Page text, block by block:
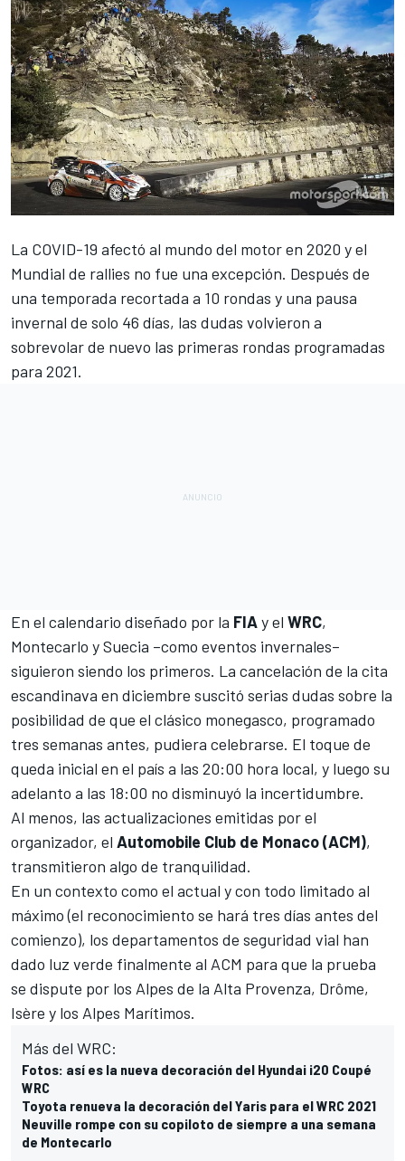
La COVID-19 afectó al mundo del motor en 2020 y el
Mundial de rallies no fue una excepción. Después de
una temporada recortada a 10 rondas y una pausa
invernal de solo 46 días, las dudas volvieron a
sobrevolar de nuevo las primeras rondas programadas
para 2021.
En el calendario diseñado por la FIAy el WRC,
Montecarlo y Suecia –como eventos invernales–
siguieron siendo los primeros. La cancelación de la cita
escandinava en diciembre suscitó serias dudas sobre la
posibilidad de que el clásico monegasco, programado
tres semanas antes, pudiera celebrarse. El toque de
queda inicial en el país a las 20:00 hora local, y luego su
adelanto a las 18:00 no disminuyó la incertidumbre.
Al menos, las actualizaciones emitidas por el
organizador, el Automobile Club de Monaco (ACM),
transmitieron algo de tranquilidad.
En un contexto como el actual y con todo limitado al
máximo (el reconocimiento se hará tres días antes del
comienzo), los departamentos de seguridad vial han
dado luz verde finalmente al ACM para que la prueba
se dispute por los Alpes de la Alta Provenza, Drôme,
Isère y los Alpes Marítimos.
Más del WRC:
Fotos: así es la nueva decoración del Hyundai i20 Coupé
WRC
Toyota renueva la decoración del Yaris para el WRC 2021
Neuville rompe con su copiloto de siempre a una semana
de Montecarlo